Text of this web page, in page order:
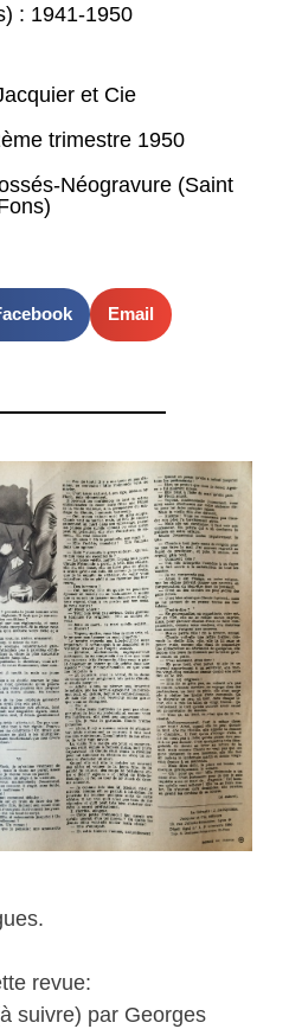
: 1941-1950
et Cie
trimestre 1950
Néogravure (Saint
Email
revue:
suivre) par Georges